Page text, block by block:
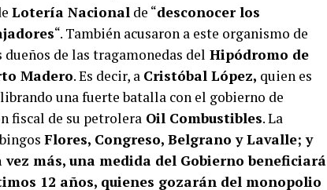
Lotería Nacional de “desconocer los
“. También acusaron a este organismo de
de las tragamonedas del Hipódromo de
Madero. Es decir, a Cristóbal López, quien es
una fuerte batalla con el gobierno de
fiscal de su petrolera Oil Combustibles. La
Flores, Congreso, Belgrano y Lavalle; y
vez más, una medida del Gobierno beneficiará
12 años, quienes gozarán del monopolio